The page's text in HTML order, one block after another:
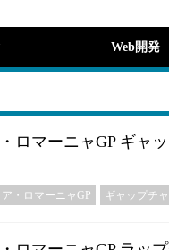
Web開発
ロマーニャGP ギャ
・ロマーニャGP ギャップチ